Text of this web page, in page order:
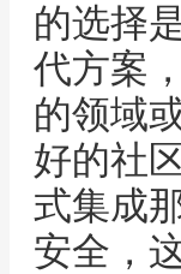
的选择
代方案
的领域
好的社
式集成
安全，